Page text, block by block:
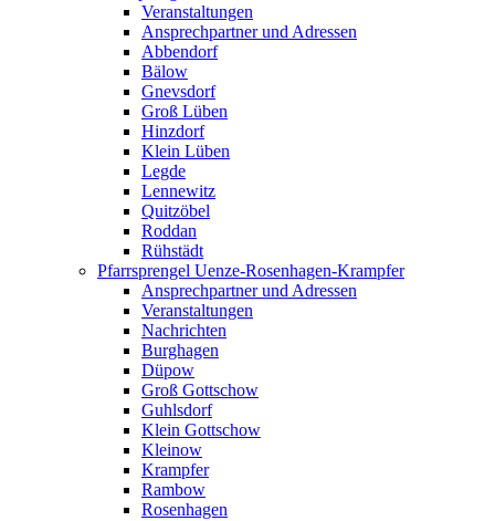
Veranstaltungen
Ansprechpartner und Adressen
Abbendorf
Bälow
Gnevsdorf
Groß Lüben
Hinzdorf
Klein Lüben
Legde
Lennewitz
Quitzöbel
Roddan
Rühstädt
Pfarrsprengel Uenze-Rosenhagen-Krampfer
Ansprechpartner und Adressen
Veranstaltungen
Nachrichten
Burghagen
Düpow
Groß Gottschow
Guhlsdorf
Klein Gottschow
Kleinow
Krampfer
Rambow
Rosenhagen